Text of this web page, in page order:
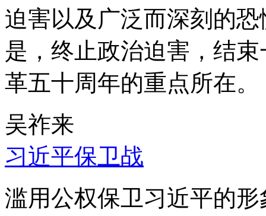
迫害以及广泛而深刻的
是，终止政治迫害，结
革五十周年的重点所在。
吴祚来
习近平保卫战
滥用公权保卫习近平的